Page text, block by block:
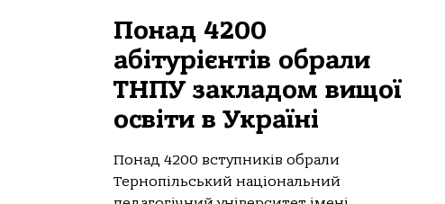
Понад 4200
абітурієнтів обрали
ТНПУ закладом вищої
освіти в Україні
Понад 4200 вступників обрали
Тернопільський національний